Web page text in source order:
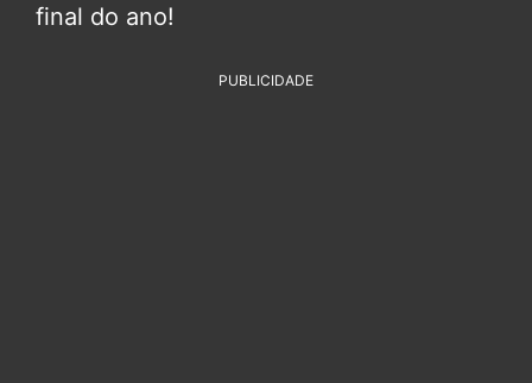
final do ano!
PUBLICIDADE